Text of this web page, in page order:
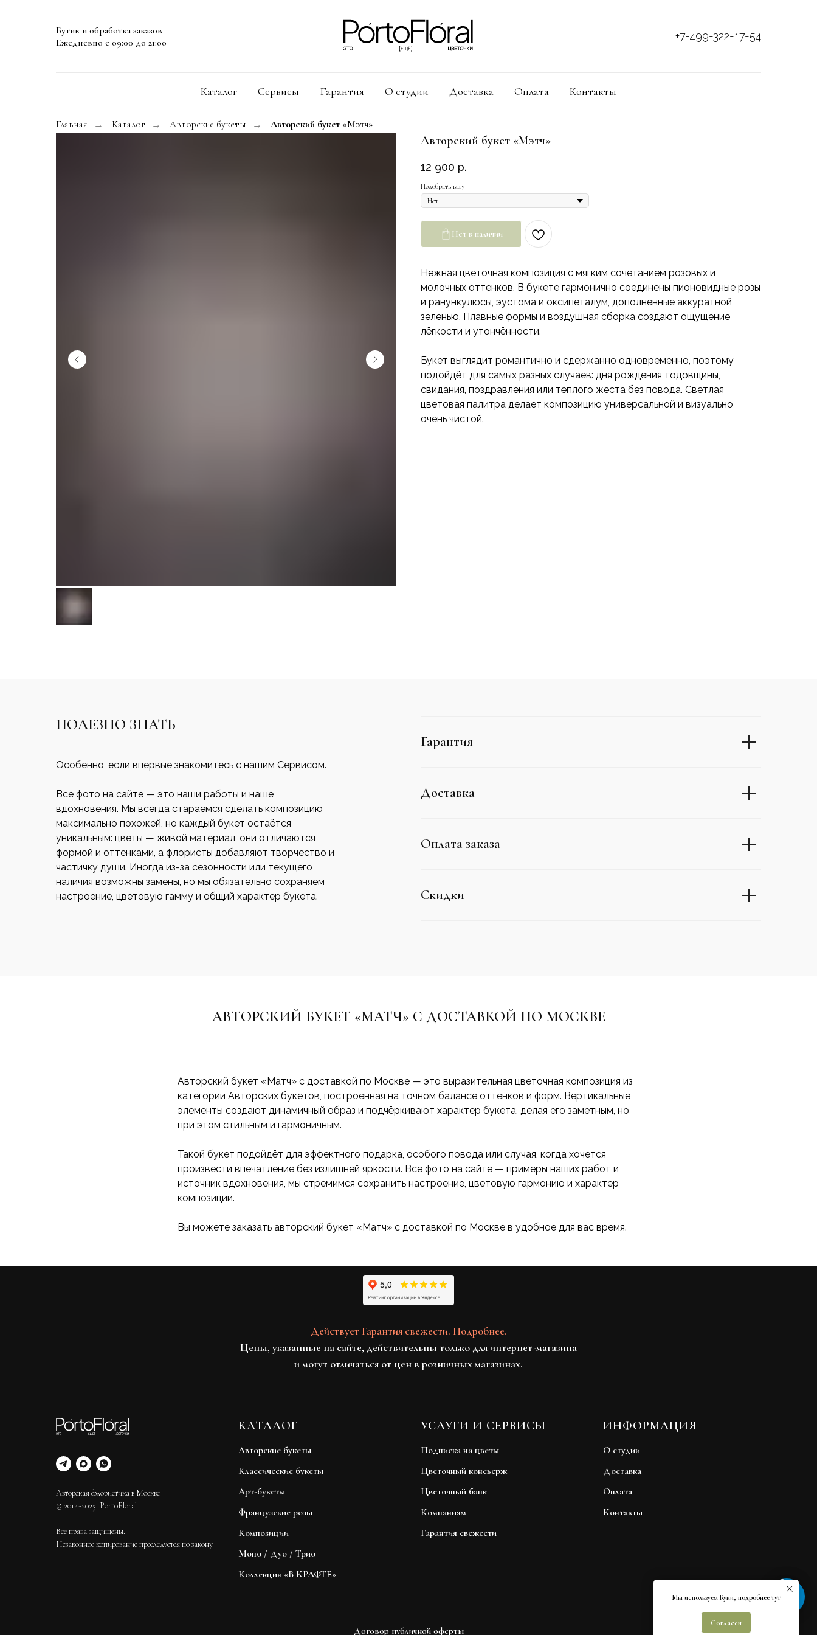
Бутик и обработка заказов
Ежедневно с 09:00 до 21:00
+7-499-322-17-54
Каталог Сервисы Гарантия О студии Доставка Оплата Контакты
Быстрая связь
Мы используем Куки, подробнее тут
Согласен
Главная → Каталог → Авторские букеты → Авторский букет «Мэтч»
Авторский букет «Мэтч»
12 900 р.
Подобрать вазу
Нет в наличии
Нежная цветочная композиция с мягким сочетанием розовых и
молочных оттенков. В букете гармонично соединены пионовидные розы
и ранункулюсы, эустома и оксипеталум, дополненные аккуратной
зеленью. Плавные формы и воздушная сборка создают ощущение
лёгкости и утончённости.
Букет выглядит романтично и сдержанно одновременно, поэтому
подойдёт для самых разных случаев: дня рождения, годовщины,
свидания, поздравления или тёплого жеста без повода. Светлая
цветовая палитра делает композицию универсальной и визуально
очень чистой.
ПОЛЕЗНО ЗНАТЬ
Особенно, если впервые знакомитесь с нашим Сервисом.
Все фото на сайте — это наши работы и наше
вдохновения. Мы всегда стараемся сделать композицию
максимально похожей, но каждый букет остаётся
уникальным: цветы — живой материал, они отличаются
формой и оттенками, а флористы добавляют творчество и
частичку души. Иногда из-за сезонности или текущего
наличия возможны замены, но мы обязательно сохраняем
настроение, цветовую гамму и общий характер букета.
Гарантия
Доставка
Оплата заказа
Скидки
АВТОРСКИЙ БУКЕТ «МАТЧ» С ДОСТАВКОЙ ПО МОСКВЕ
Авторский букет «Матч» с доставкой по Москве — это выразительная цветочная композиция из
категории Авторских букетов, построенная на точном балансе оттенков и форм. Вертикальные
элементы создают динамичный образ и подчёркивают характер букета, делая его заметным, но
при этом стильным и гармоничным.
Такой букет подойдёт для эффектного подарка, особого повода или случая, когда хочется
произвести впечатление без излишней яркости. Все фото на сайте — примеры наших работ и
источник вдохновения, мы стремимся сохранить настроение, цветовую гармонию и характер
композиции.
Вы можете заказать авторский букет «Матч» с доставкой по Москве в удобное для вас время.
Действует Гарантия свежести. Подробнее.
Цены, указанные на сайте, действительны только для интернет-магазина
и могут отличаться от цен в розничных магазинах.
Авторская флористика в Москве
© 2014-2025. PortoFloral
Все права защищены.
Незаконное копирование преследуется по закону
КАТАЛОГ
Авторские букеты
Классические букеты
Арт-букеты
Французские розы
Композиции
Моно / Дуо / Трио
Коллекция «В КРАФТЕ»
УСЛУГИ И СЕРВИСЫ
Подписка на цветы
Цветочный консьерж
Цветочный банк
Компаниям
Гарантия свежести
ИНФОРМАЦИЯ
О студии
Доставка
Оплата
Контакты
Договор публичной оферты